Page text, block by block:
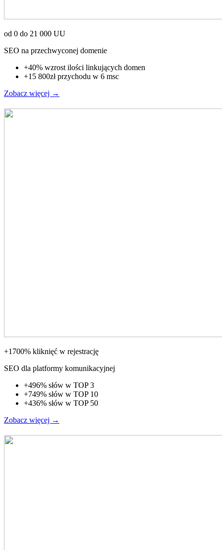
od 0 do 21 000 UU
SEO na przechwyconej domenie
+40% wzrost ilości linkujących domen
+15 800zł przychodu w 6 msc
Zobacz więcej →
+1700% kliknięć w rejestrację
SEO dla platformy komunikacyjnej
+496% słów w TOP 3
+749% słów w TOP 10
+436% słów w TOP 50
Zobacz więcej →